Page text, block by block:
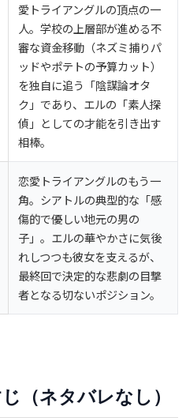
愛トライアングルの頂点の一
人。学校の上層部が進める不
審な資金移動（ネズミ捕りパ
ッドやポテトの予算カット）
を独自に追う「陰謀論オタ
ク」であり、エルの「素人探
偵」としての才能を引き出す
相棒。
恋愛トライアングルのもう一
角。シアトルの典型的な「感
傷的で優しい地元の男の
子」。エルの華やかさに気後
れしつつも彼女を支えるが、
最終回で決定的な悲劇の目撃
者となる切ないポジション。
（ネタバレなし）